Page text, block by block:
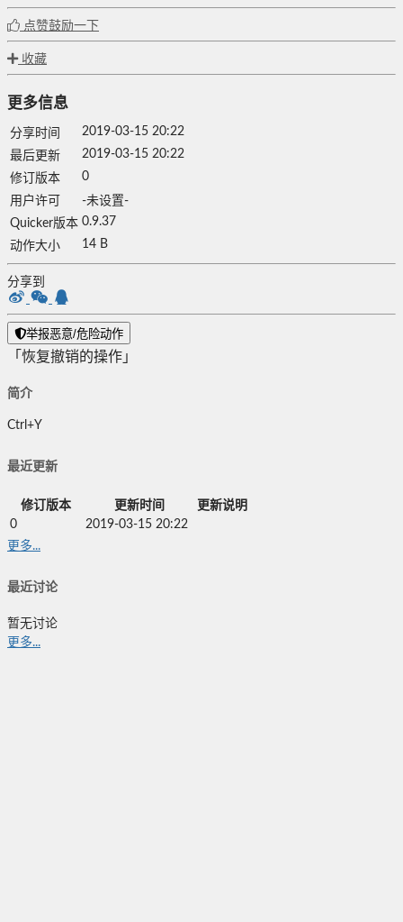
点赞鼓励一下
收藏
更多信息
分享时间
2019-03-15 20:22
最后更新
2019-03-15 20:22
修订版本
0
用户许可
-未设置-
Quicker版本 0.9.37
动作大小
14 B
分享到
举报恶意/危险动作
「恢复撤销的操作」
简介
Ctrl+Y
最近更新
修订版本 更新时间
更新说明
0
2019-03-15 20:22
更多...
最近讨论
暂无讨论
更多...